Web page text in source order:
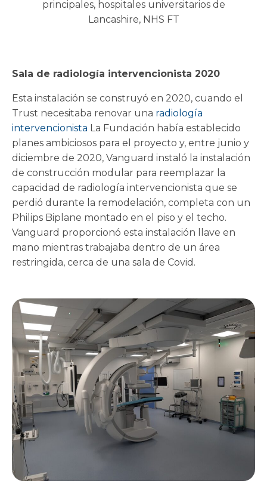
principales, hospitales universitarios de
Lancashire, NHS FT
Sala de radiología intervencionista 2020
Esta instalación se construyó en 2020, cuando el
Trust necesitaba renovar una radiología
intervencionista La Fundación había establecido
planes ambiciosos para el proyecto y, entre junio y
diciembre de 2020, Vanguard instaló la instalación
de construcción modular para reemplazar la
capacidad de radiología intervencionista que se
perdió durante la remodelación, completa con un
Philips Biplane montado en el piso y el techo.
Vanguard proporcionó esta instalación llave en
mano mientras trabajaba dentro de un área
restringida, cerca de una sala de Covid.